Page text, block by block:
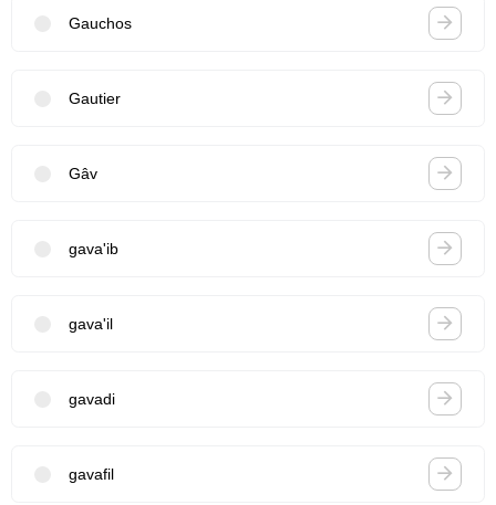
Gauchos
Gautier
Gâv
gava'ib
gava'il
gavadi
gavafil